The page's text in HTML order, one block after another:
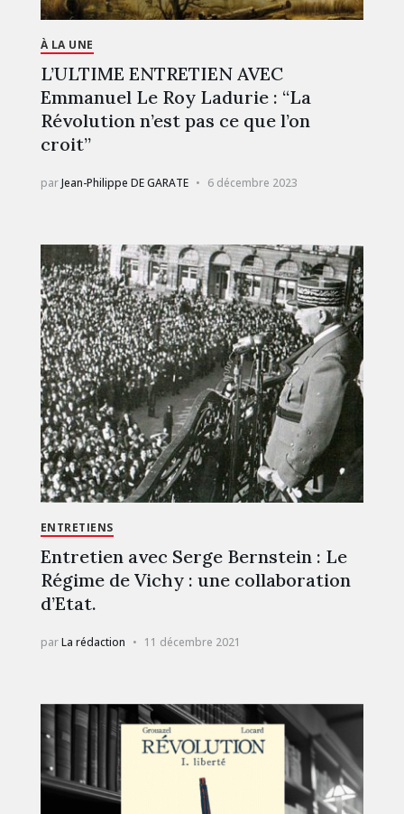
À LA UNE
L’ULTIME ENTRETIEN AVEC
Emmanuel Le Roy Ladurie : “La
Révolution n’est pas ce que l’on
croit”
parJean-Philippe DE GARATE 6 décembre 2023
ENTRETIENS
Entretien avec Serge Bernstein : Le
Régime de Vichy : une collaboration
d’Etat.
parLa rédaction 11 décembre 2021